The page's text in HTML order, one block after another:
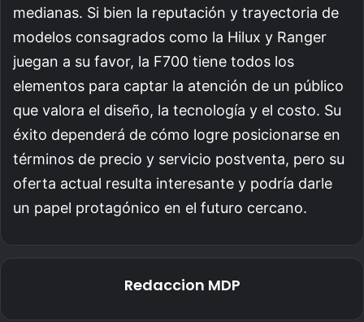
medianas. Si bien la reputación y trayectoria de
modelos consagrados como la Hilux y Ranger
juegan a su favor, la F700 tiene todos los
elementos para captar la atención de un público
que valora el diseño, la tecnología y el costo. Su
éxito dependerá de cómo logre posicionarse en
términos de precio y servicio postventa, pero su
oferta actual resulta interesante y podría darle
un papel protagónico en el futuro cercano.
Redaccion MDP